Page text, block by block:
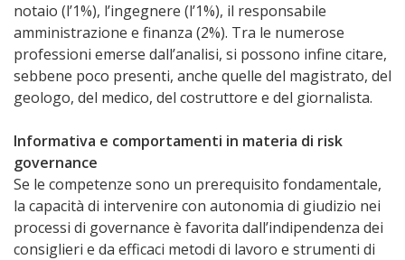
notaio (l’1%), l’ingegnere (l’1%), il responsabile
amministrazione e finanza (2%). Tra le numerose
professioni emerse dall’analisi, si possono infine citare,
sebbene poco presenti, anche quelle del magistrato, del
geologo, del medico, del costruttore e del giornalista.
Informativa e comportamenti in materia di risk
governance
Se le competenze sono un prerequisito fondamentale,
la capacità di intervenire con autonomia di giudizio nei
processi di governance è favorita dall’indipendenza dei
consiglieri e da efficaci metodi di lavoro e strumenti di